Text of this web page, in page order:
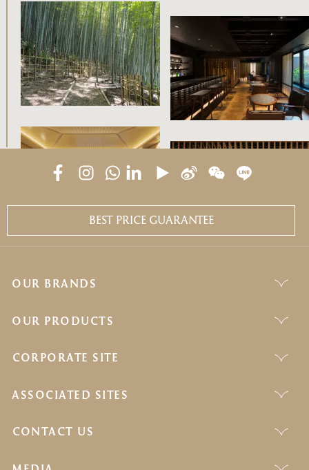
BEST PRICE GUARANTEE
OUR BRANDS
OUR PRODUCTS
CORPORATE SITE
ASSOCIATED SITES
CONTACT US